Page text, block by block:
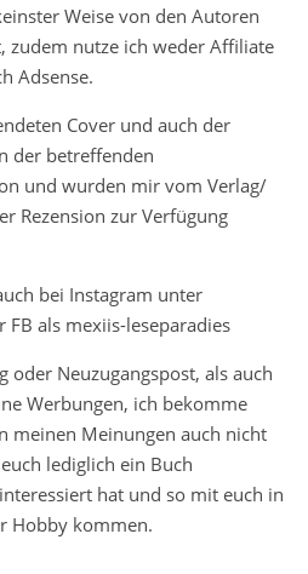
Weise von den Autoren
zudem nutze ich weder Affiliate
Adsense.
Cover und auch der
der betreffenden
und wurden mir vom Verlag/
Rezension zur Verfügung
bei Instagram unter
FB als mexiis-leseparadies
oder Neuzugangspost, als auch
Werbungen, ich bekomme
meinen Meinungen auch nicht
lediglich ein Buch
hat und so mit euch in
Hobby kommen.